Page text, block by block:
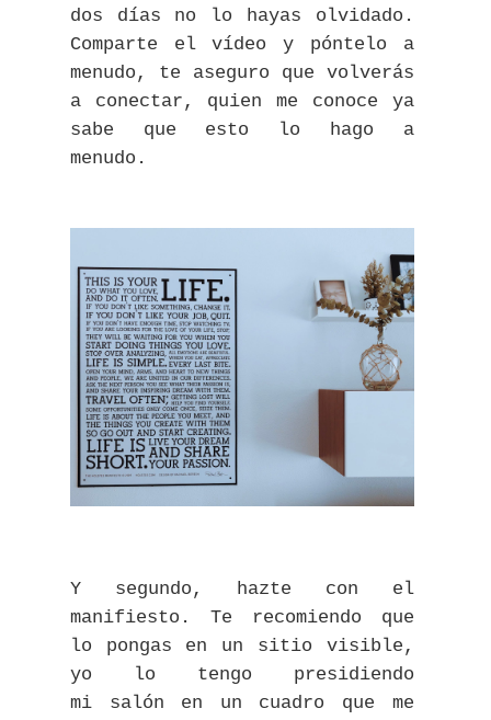
dos días no lo hayas olvidado.
Comparte el vídeo y póntelo a
menudo, te aseguro que volverás
a conectar, quien me conoce ya
sabe que esto lo hago a
menudo.
Y segundo, hazte con el
manifiesto. Te recomiendo que
lo pongas en un sitio visible,
yo lo tengo presidiendo
mi salón en un cuadro que me